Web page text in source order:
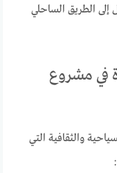
الطريق الساحلي
في مشروع
والثقافية التي